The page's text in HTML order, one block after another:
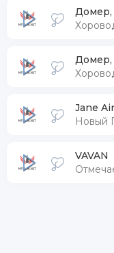
Домер,
Домер,
Jane
Новый
VAVAN